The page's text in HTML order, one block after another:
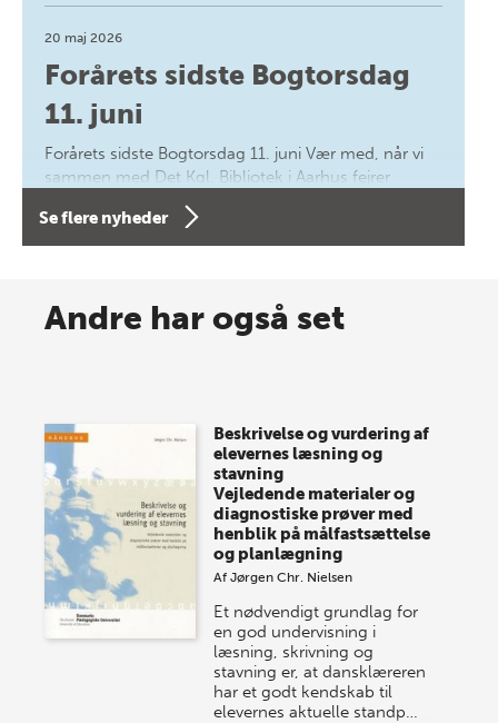
20 maj 2026
Forårets sidste Bogtorsdag
11. juni
Forårets sidste Bogtorsdag 11. juni Vær med, når vi
sammen med Det Kgl. Bibliotek i Aarhus fejrer
forfatterne bag vores nyes…
Spar op til 70% til sommer-
onsdag den 10. j…
Se flere nyheder
Andre har også set
Beskrivelse og vurdering af
elevernes læsning og
stavning
Vejledende materialer og
diagnostiske prøver med
henblik på målfastsættelse
og planlægning
AfJørgen Chr. Nielsen
Et nødvendigt grundlag for
en god undervisning i
læsning, skrivning og
stavning er, at dansklæreren
har et godt kendskab til
elevernes aktuelle standp…